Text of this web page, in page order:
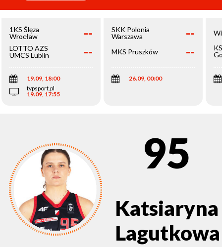
1KS Ślęza
Wrocław
--
LOTTO AZS
UMCS Lublin
--
19.09, 18:00
tvpsport.pl
19.09, 17:55
SKK Polonia
Warszawa
--
MKS Pruszków --
26.09, 00:00
95
Katsiaryna
Lagutkowa